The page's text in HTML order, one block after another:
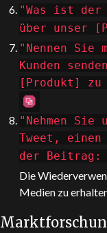
"Was ist der
über unser
"Nennen
Kunden
[Produkt] zu
"Nehmen
Tweet,
der Beitrag:
Die
Medien zu